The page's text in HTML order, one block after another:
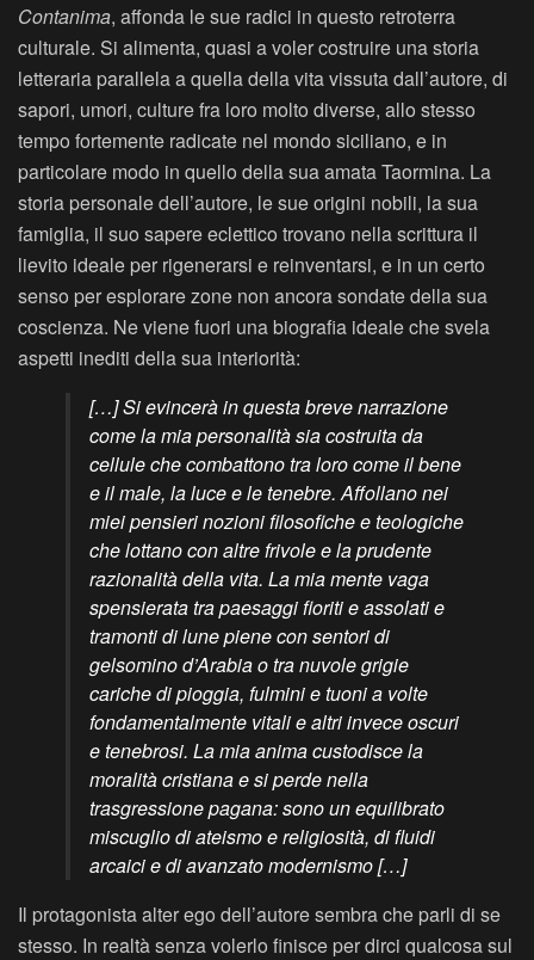
Contanima, affonda le sue radici in questo retroterra
culturale. Si alimenta, quasi a voler costruire una storia
letteraria parallela a quella della vita vissuta dall’autore, di
sapori, umori, culture fra loro molto diverse, allo stesso
tempo fortemente radicate nel mondo siciliano, e in
particolare modo in quello della sua amata Taormina. La
storia personale dell’autore, le sue origini nobili, la sua
famiglia, il suo sapere eclettico trovano nella scrittura il
lievito ideale per rigenerarsi e reinventarsi, e in un certo
senso per esplorare zone non ancora sondate della sua
coscienza. Ne viene fuori una biografia ideale che svela
aspetti inediti della sua interiorità:
[…] Si evincerà in questa breve narrazione
come la mia personalità sia costruita da
cellule che combattono tra loro come il bene
e il male, la luce e le tenebre. Affollano nei
miei pensieri nozioni filosofiche e teologiche
che lottano con altre frivole e la prudente
razionalità della vita. La mia mente vaga
spensierata tra paesaggi fioriti e assolati e
tramonti di lune piene con sentori di
gelsomino d’Arabia o tra nuvole grigie
cariche di pioggia, fulmini e tuoni a volte
fondamentalmente vitali e altri invece oscuri
e tenebrosi. La mia anima custodisce la
moralità cristiana e si perde nella
trasgressione pagana: sono un equilibrato
miscuglio di ateismo e religiosità, di fluidi
arcaici e di avanzato modernismo […]
Il protagonista alter ego dell’autore sembra che parli di se
stesso. In realtà senza volerlo finisce per dirci qualcosa sul